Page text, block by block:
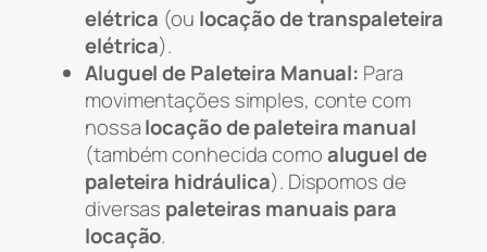
elétrica (ou locação de transpaleteira
elétrica).
Aluguel de Paleteira Manual: Para
movimentações simples, conte com
nossalocação de paleteira manual
(também conhecida comoaluguel de
paleteira hidráulica). Dispomos de
diversas paleteiras manuais para
locação.